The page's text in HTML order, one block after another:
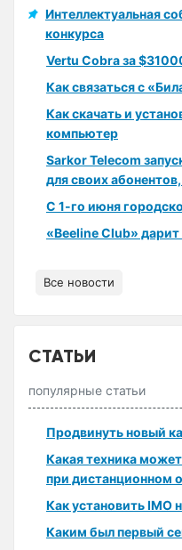
Интеллектуальная
конкурса
Vertu Cobra за
Как связаться с
Как скачать и
компьютер
Sarkor Telecom
для своих
С 1-го июня
«Beeline Club»
Все новости
СТАТЬИ
популярные статьи
Продвинуть новый
Какая техника
при дистанционном
Как установить IMO
Каким был первый